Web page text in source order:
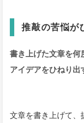
推敲の苦悩が
書き上げた文章を何
アイデアをひねり出
文章を書き上げて、